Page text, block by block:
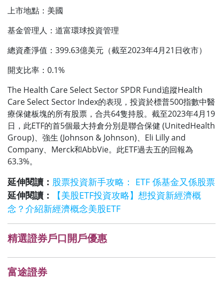
上市地點：美國
基金管理人：道富環球投資管理
總資產淨值：399.63億美元（截至2023年4月21日收市）
開支比率：0.1%
The Health Care Select Sector SPDR Fund追蹤Health
Care Select Sector Index的表現，投資於標普500指數中醫
療保健板塊的所有股票，合共64隻持股。截至2023年4月19
日，此ETF的首5個最大持倉分別是聯合保健 (UnitedHealth
Group)、強生 (Johnson & Johnson)、Eli Lilly and
Company、Merck和AbbVie。此ETF過去五的回報為
63.3%。
延伸閱讀： 股票投資新手攻略： ETF 係基金又係股票
延伸閱讀：
【美股ETF投資攻略】想投資新經濟概
念？介紹新經濟概念美股ETF
精選證券戶口開戶優惠
富途證券